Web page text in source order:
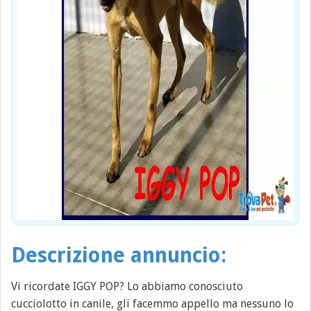
Descrizione annuncio:
Vi ricordate IGGY POP? Lo abbiamo conosciuto
cucciolotto in canile, gli facemmo appello ma nessuno lo